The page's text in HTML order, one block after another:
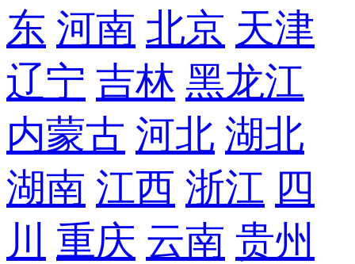
东 河南 北京 天津
辽宁 吉林 黑龙江
内蒙古 河北 湖北
湖南 江西 浙江 四
川
重庆 云南 贵州